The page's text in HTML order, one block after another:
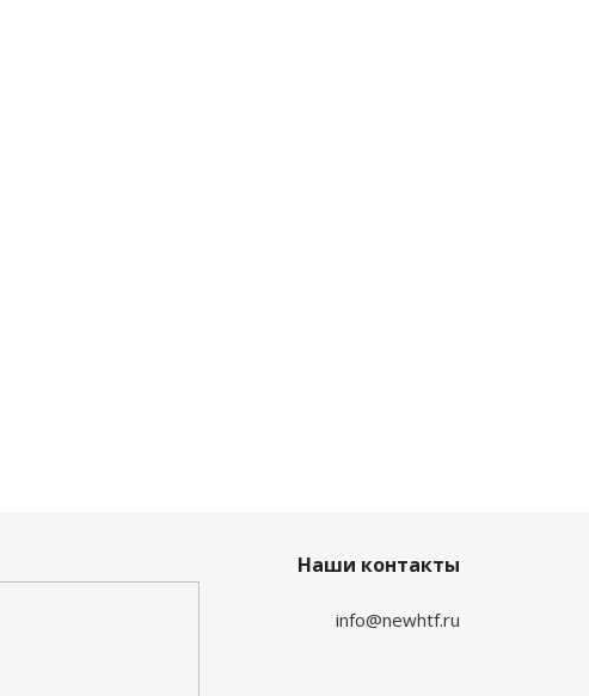
Наши контакты
info@newhtf.ru